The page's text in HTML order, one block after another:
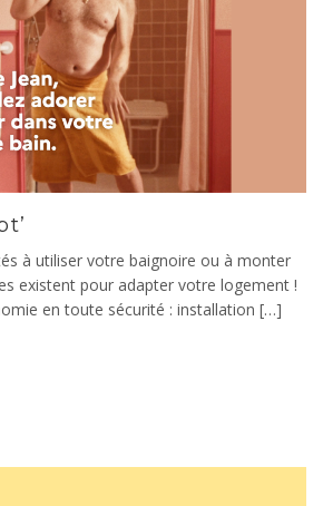
à utiliser votre baignoire ou à monter
existent pour adapter votre logement !
en toute sécurité : installation […]